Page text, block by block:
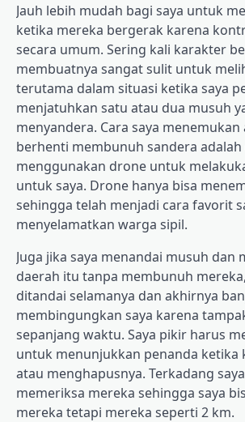
Jauh lebih mudah bagi saya untuk
ketika mereka bergerak karena
secara umum. Sering kali karakter
membuatnya sangat sulit untuk
terutama dalam situasi ketika saya
menjatuhkan satu atau dua musuh
menyandera. Cara saya menemukan
berhenti membunuh sandera adalah
menggunakan drone untuk
untuk saya. Drone hanya bisa
sehingga telah menjadi cara favorit
menyelamatkan warga sipil.
Juga jika saya menandai musuh dan
daerah itu tanpa membunuh
ditandai selamanya dan akhirnya
membingungkan saya karena
sepanjang waktu. Saya pikir harus
untuk menunjukkan penanda ketika
atau menghapusnya. Terkadang
memeriksa mereka sehingga saya
mereka tetapi mereka seperti 2 km.